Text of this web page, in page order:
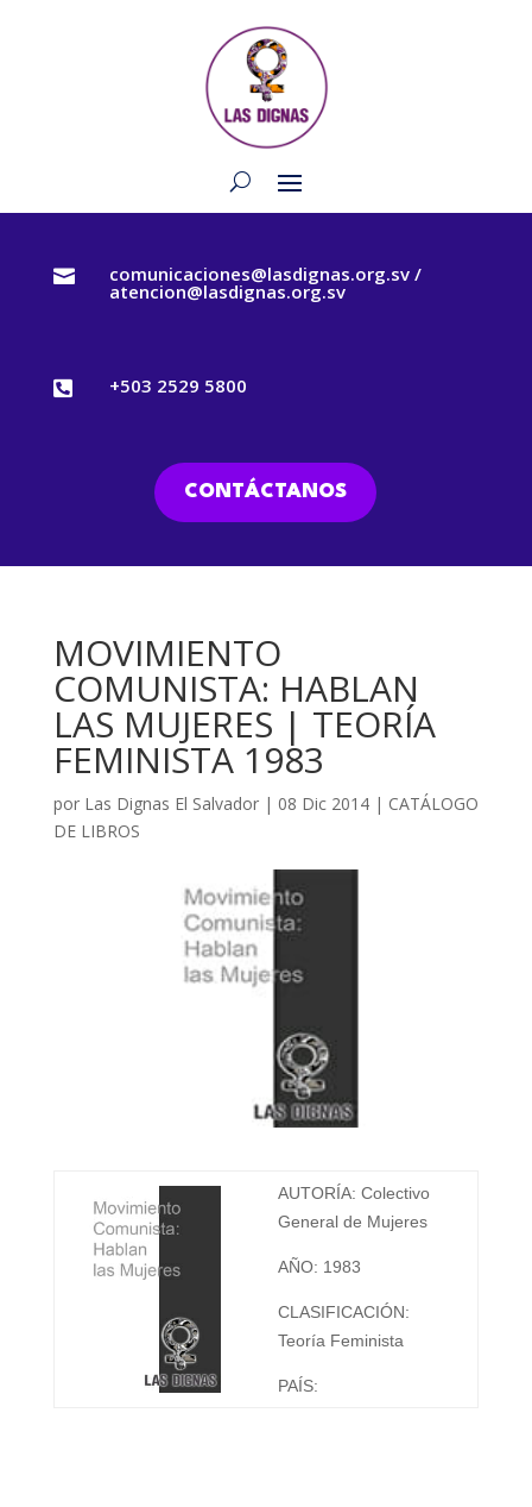
 comunicaciones@lasdignas.org.sv /
atencion@lasdignas.org.sv
 +503 2529 5800
CONTÁCTANOS
MOVIMIENTO
COMUNISTA: HABLAN
LAS MUJERES | TEORÍA
FEMINISTA 1983
por Las Dignas El Salvador| 08 Dic 2014| CATÁLOGO
DE LIBROS
AUTORÍA: Colectivo
General de Mujeres
AÑO: 1983
CLASIFICACIÓN:
Teoría Feminista
PAÍS: